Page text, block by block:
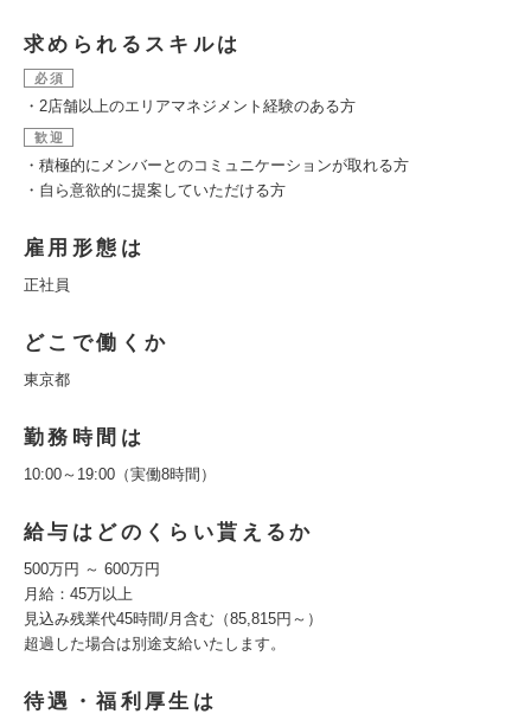
求められるスキルは
必須
・2店舗以上のエリアマネジメント経験のある方
歓迎
・積極的にメンバーとのコミュニケーションが取れる方
・自ら意欲的に提案していただける方
雇用形態は
正社員
どこで働くか
東京都
勤務時間は
10:00～19:00（実働8時間）
給与はどのくらい貰えるか
500万円 ～ 600万円
月給：45万以上
見込み残業代45時間/月含む（85,815円～）
超過した場合は別途支給いたします。
待遇・福利厚生は